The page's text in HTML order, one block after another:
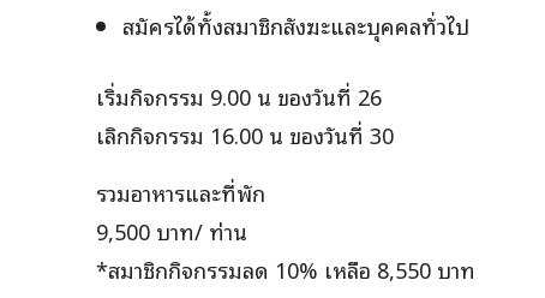
สมัครได้ทั้งสมาชิกสังฆะและบุคคลทั่วไป
เริ่มกิจกรรม 9.00 น ของวันที่ 26
เลิกกิจกรรม 16.00 น ของวันที่ 30
รวมอาหารและที่พัก
9,500 บาท/ ท่าน
*สมาชิกกิจกรรมลด 10% เหลือ 8,550 บาท